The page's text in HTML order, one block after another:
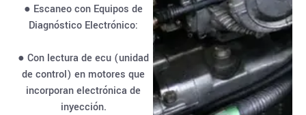
● Escaneo con Equipos de
Diagnóstico Electrónico:
● Con lectura de ecu (unidad
de control) en motores que
incorporan electrónica de
inyección.